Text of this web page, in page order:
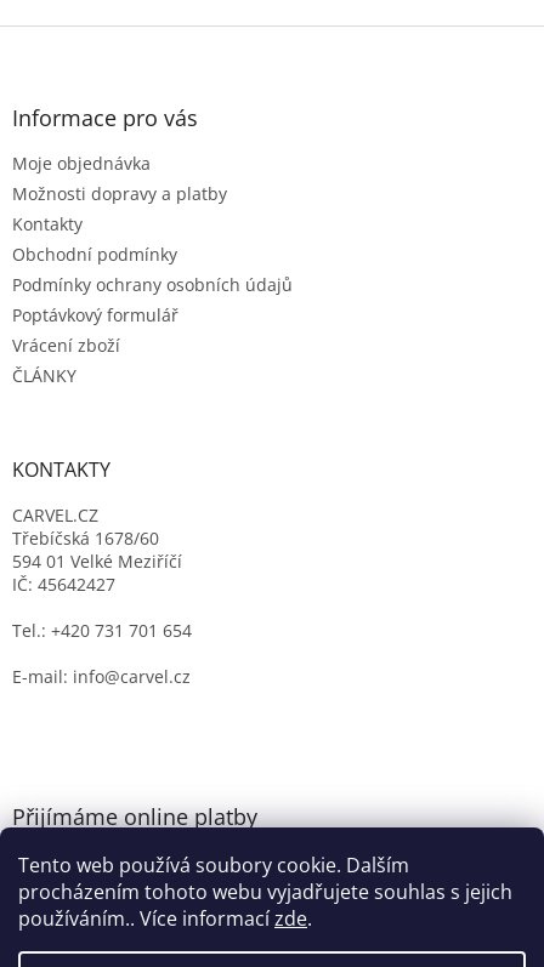
Tento web používá soubory cookie. Dalším
procházením tohoto webu vyjadřujete souhlas s jejich
používáním.. Více informacízde.
Z
Informace pro vás
Moje objednávka
Možnosti dopravy a platby
Kontakty
Obchodní podmínky
Podmínky ochrany osobních údajů
Poptávkový formulář
Vrácení zboží
ČLÁNKY
KONTAKTY
CARVEL.CZ
Třebíčská 1678/60
594 01 Velké Meziříčí
IČ: 45642427
Tel.: +420 731 701 654
E-mail: info@carvel.cz
Přijímáme online platby